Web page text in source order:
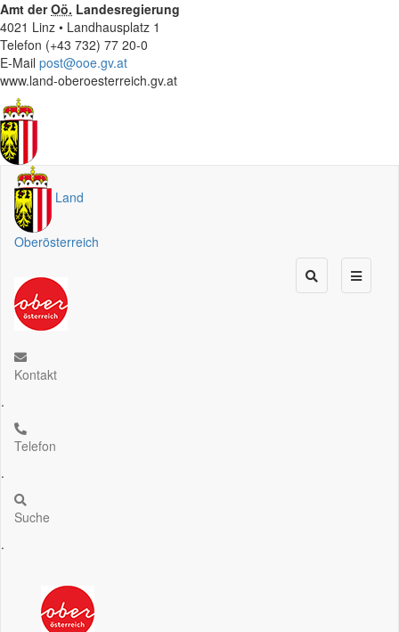
Amt derOö. Landesregierung
4021 Linz • Landhausplatz 1
Telefon (+43 732) 77 20-0
E-Mail post@ooe.gv.at
www.land-oberoesterreich.gv.at
Land
Oberösterreich
Kontakt
.
Telefon
.
Suche
.